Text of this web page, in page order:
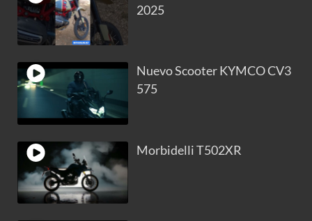
2025
Nuevo Scooter KYMCO CV3
575
Morbidelli T502XR